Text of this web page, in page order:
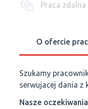
Praca zdalna
O ofercie
Szukamy
serwujacej dania z
Nasze